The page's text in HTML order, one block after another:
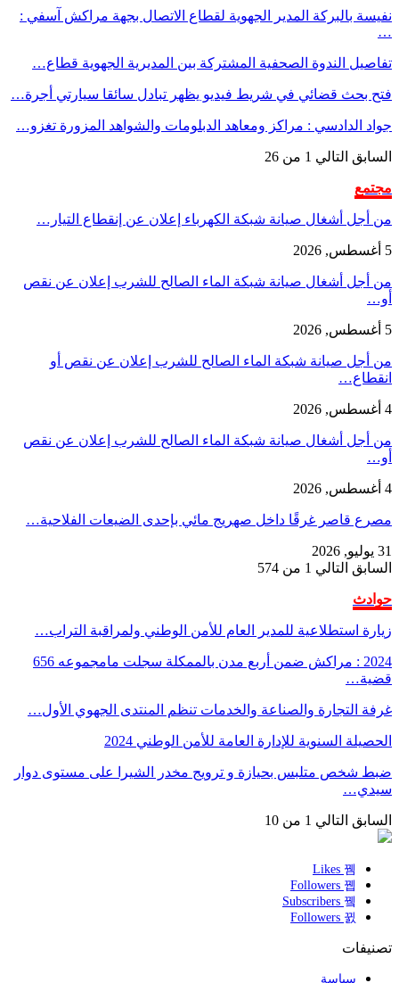
نفيسة بالبركة المدير الجهوية لقطاع الاتصال بجهة مراكش آسفي :
…
تفاصيل الندوة الصحفية المشتركة بين المديرية الجهوية قطاع…
فتح بحث قضائي في شريط فيديو يظهر تبادل سائقا سيارتي أجرة…
جواد الدادسي : مراكز ومعاهد الدبلومات والشواهد المزورة تغزو…
السابق التالي 1 من 26
مجتمع
من أجل أشغال صيانة شبكة الكهرباء إعلان عن إنقطاع التيار…
5 أغسطس, 2026
من أجل أشغال صيانة شبكة الماء الصالح للشرب إعلان عن نقص
أو…
5 أغسطس, 2026
من أجل صيانة شبكة الماء الصالح للشرب إعلان عن نقص أو
انقطاع…
4 أغسطس, 2026
من أجل أشغال صيانة شبكة الماء الصالح للشرب إعلان عن نقص
أو…
4 أغسطس, 2026
مصرع قاصر غرقًا داخل صهريج مائي بإحدى الضيعات الفلاحية…
31 يوليو, 2026
السابق التالي 1 من 574
حوادث
زيارة استطلاعية للمدير العام للأمن الوطني ولمراقبة التراب…
2024 : مراكش ضمن أربع مدن بالممكلة سجلت مامجموعه 656
قضية…
غرفة التجارة والصناعة والخدمات تنظم المنتدى الجهوي الأول…
الحصيلة السنوية للإدارة العامة للأمن الوطني 2024
ضبط شخص متلبس بحيازة و ترويج مخدر الشيرا على مستوى دوار
سيدي…
السابق التالي 1 من 10
تصنيفات
سياسة